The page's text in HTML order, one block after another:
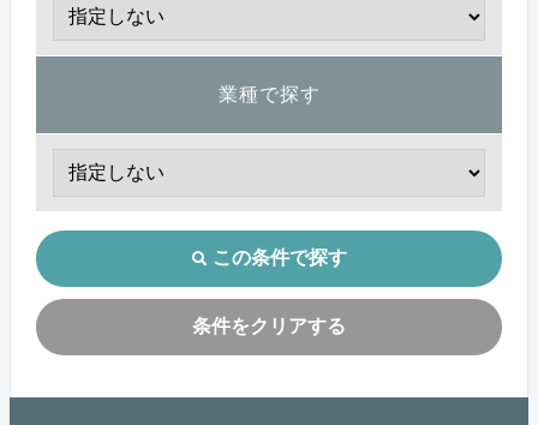
業種で探す
この条件で探す
条件をクリアする